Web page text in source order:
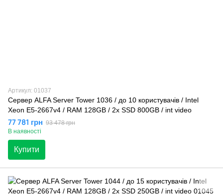
Артикул: 01037
Сервер ALFA Server Tower 1036 / до 10 користувачів / Intel
Xeon E5-2667v4 / RAM 128GB / 2x SSD 800GB / int video
77 781 грн 93 478 грн
В наявності
Купити